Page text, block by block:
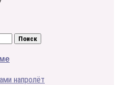
напролёт